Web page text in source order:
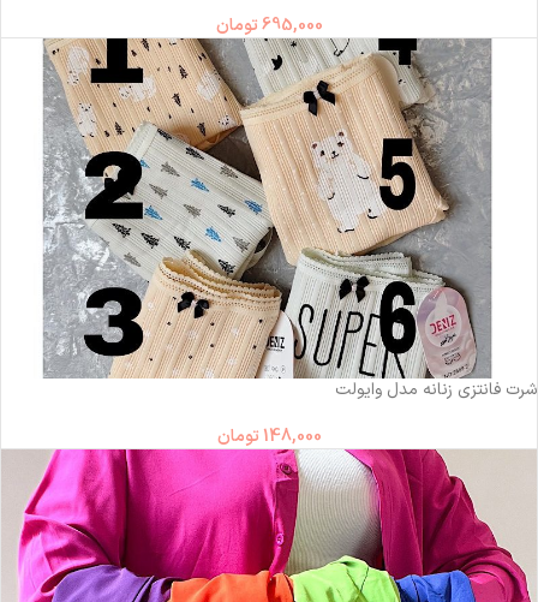
695,000تومان
شرت فانتزی زنانه مدل وایولت
148,000 تومان